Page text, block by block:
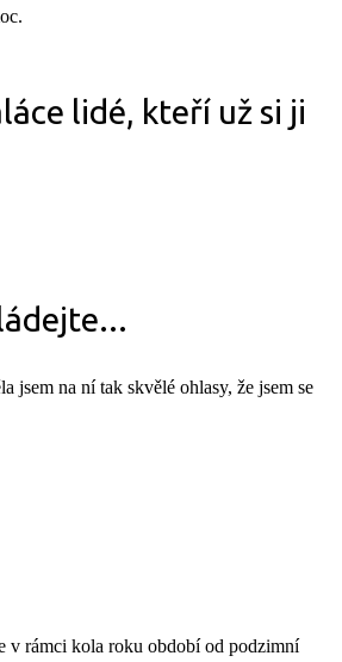
lidé, kteří už si ji
jsem na ní tak skvělé ohlasy, že jsem se
v rámci kola roku období od podzimní